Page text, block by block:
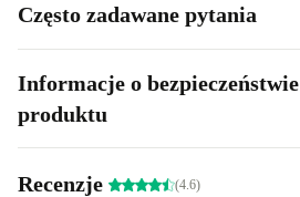
Często zadawane pytania
Informacje o
produktu
Recenzje (4.6)